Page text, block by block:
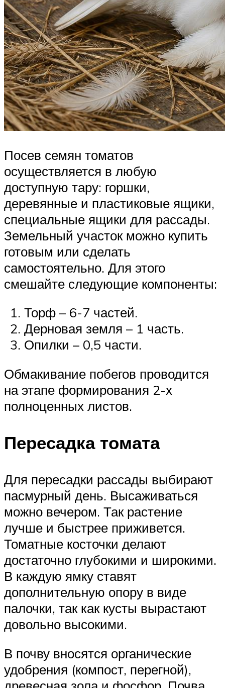
Посев семян томатов
осуществляется в любую
доступную тару: горшки,
деревянные и пластиковые ящики,
специальные ящики для рассады.
Земельный участок можно купить
готовым или сделать
самостоятельно. Для этого
смешайте следующие компоненты:
Торф – 6-7 частей.
Дерновая земля – ​​1 часть.
Опилки – 0,5 части.
Обмакивание побегов проводится
на этапе формирования 2-х
полноценных листов.
Пересадка томата
Для пересадки рассады выбирают
пасмурный день. Высаживаться
можно вечером. Так растение
лучше и быстрее приживется.
Томатные косточки делают
достаточно глубокими и широкими.
В каждую ямку ставят
дополнительную опору в виде
палочки, так как кусты вырастают
довольно высокими.
В почву вносятся органические
удобрения (компост, перегной),